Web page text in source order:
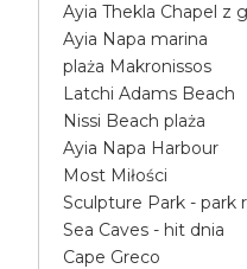
Ayia Thekla Chapel z
Ayia Napa marina
plaża Makronissos
Latchi Adams Beach
Nissi Beach plaża
Ayia Napa Harbour
Most Miłości
Sculpture Park - park
Sea Caves - hit dnia
Cape Greco